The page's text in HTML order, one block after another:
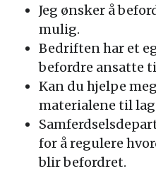
Jeg ønsker å
mulig.
Bedriften har et
befordre ansatte
Kan du hjelpe
materialene til
for å regulere
blir befordret.